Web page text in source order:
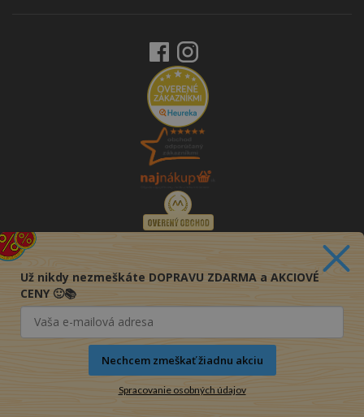
Už nikdy nezmeškáte DOPRAVU ZDARMA a AKCIOVÉ
CENY 🙂📚
Nechcem zmeškať žiadnu akciu
Spracovanie osobných údajov